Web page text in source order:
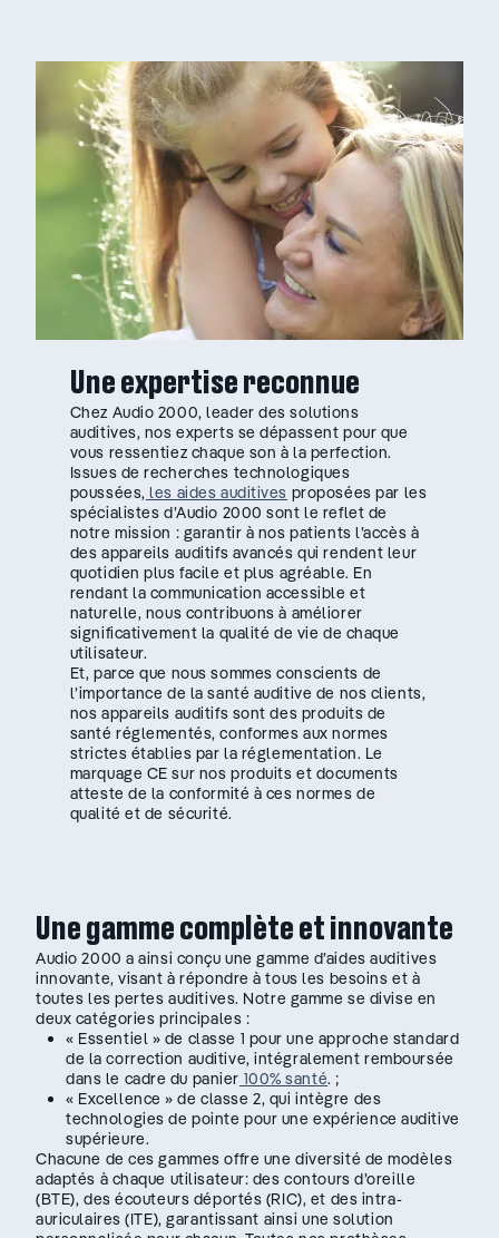
Une expertise reconnue
Chez Audio 2000, leader des solutions
auditives, nos experts se dépassent pour que
vous ressentiez chaque son à la perfection.
Issues de recherches technologiques
poussées, les aides auditives proposées par les
spécialistes d’Audio 2000 sont le reflet de
notre mission : garantir à nos patients l’accès à
des appareils auditifs avancés qui rendent leur
quotidien plus facile et plus agréable. En
rendant la communication accessible et
naturelle, nous contribuons à améliorer
significativement la qualité de vie de chaque
utilisateur.
Et, parce que nous sommes conscients de
l’importance de la santé auditive de nos clients,
nos appareils auditifs sont des produits de
santé réglementés, conformes aux normes
strictes établies par la réglementation. Le
marquage CE sur nos produits et documents
atteste de la conformité à ces normes de
qualité et de sécurité.
Une gamme complète et innovante
Audio 2000 a ainsi conçu une gamme d’aides auditives
innovante, visant à répondre à tous les besoins et à
toutes les pertes auditives. Notre gamme se divise en
deux catégories principales :
« Essentiel » de classe 1 pour une approche standard
de la correction auditive, intégralement remboursée
dans le cadre du panier 100% santé. ;
« Excellence » de classe 2, qui intègre des
technologies de pointe pour une expérience auditive
supérieure.
Chacune de ces gammes offre une diversité de modèles
adaptés à chaque utilisateur: des contours d’oreille
(BTE), des écouteurs déportés (RIC), et des intra-
auriculaires (ITE), garantissant ainsi une solution